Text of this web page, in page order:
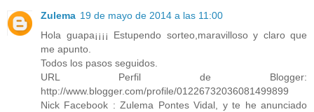
Zulema 19 de mayo de 2014 a las 11:00
Hola guapa¡¡¡¡ Estupendo sorteo,maravilloso y claro que
me apunto.
Todos los pasos seguidos.
URL Perfil de Blogger:
http://www.blogger.com/profile/01226732036081499899
Nick Facebook : Zulema Pontes Vidal, y te he anunciado